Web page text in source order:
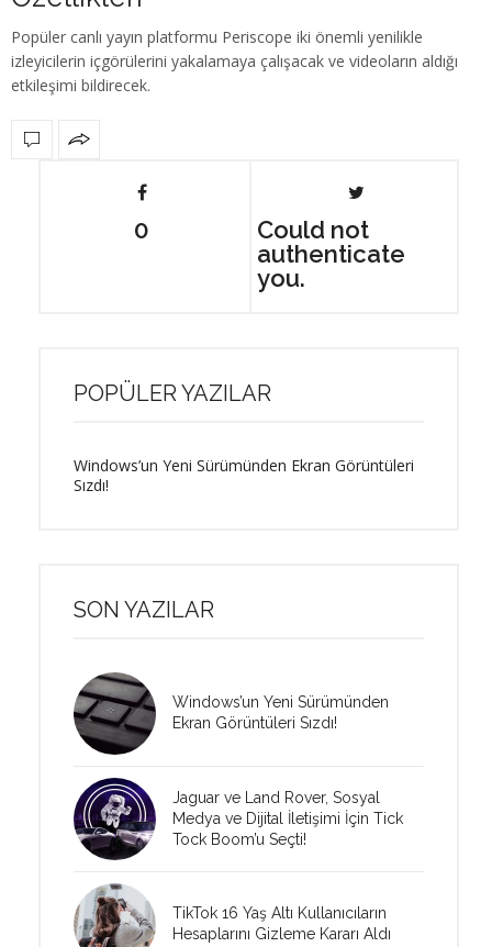
Popüler canlı yayın platformu Periscope iki önemli yenilikle
izleyicilerin içgörülerini yakalamaya çalışacak ve videoların aldığı
etkileşimi bildirecek.
0
Could not
authenticate
you.
POPÜLER YAZILAR
Windows’un Yeni Sürümünden Ekran Görüntüleri
Sızdı!
SON YAZILAR
Windows’un Yeni Sürümünden
Ekran Görüntüleri Sızdı!
Jaguar ve Land Rover, Sosyal
Medya ve Dijital İletişimi İçin Tick
Tock Boom’u Seçti!
TikTok 16 Yaş Altı Kullanıcıların
Hesaplarını Gizleme Kararı Aldı